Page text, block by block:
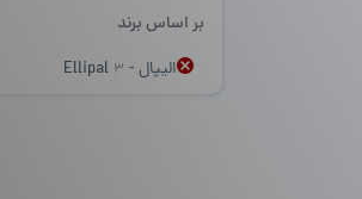
بر اساس برند
الیپال - Ellipal 3